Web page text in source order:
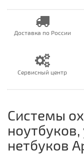
Доставка по России
Сервисный центр
Системы
ноутбуков,
нетбуков